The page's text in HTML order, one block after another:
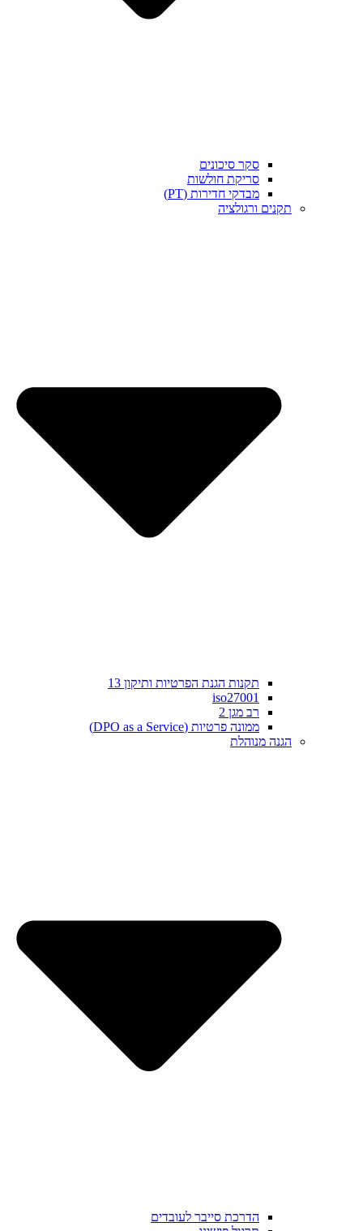
סקר סיכונים
סריקת חולשות
מבדקי חדירות (PT)
תקנים ורגולציה
תקנות הגנת הפרטיות ותיקון 13
iso27001
רב מגן 2
ממונה פרטיות (DPO as a Service)
הגנה מנוהלת
הדרכת סייבר לעובדים